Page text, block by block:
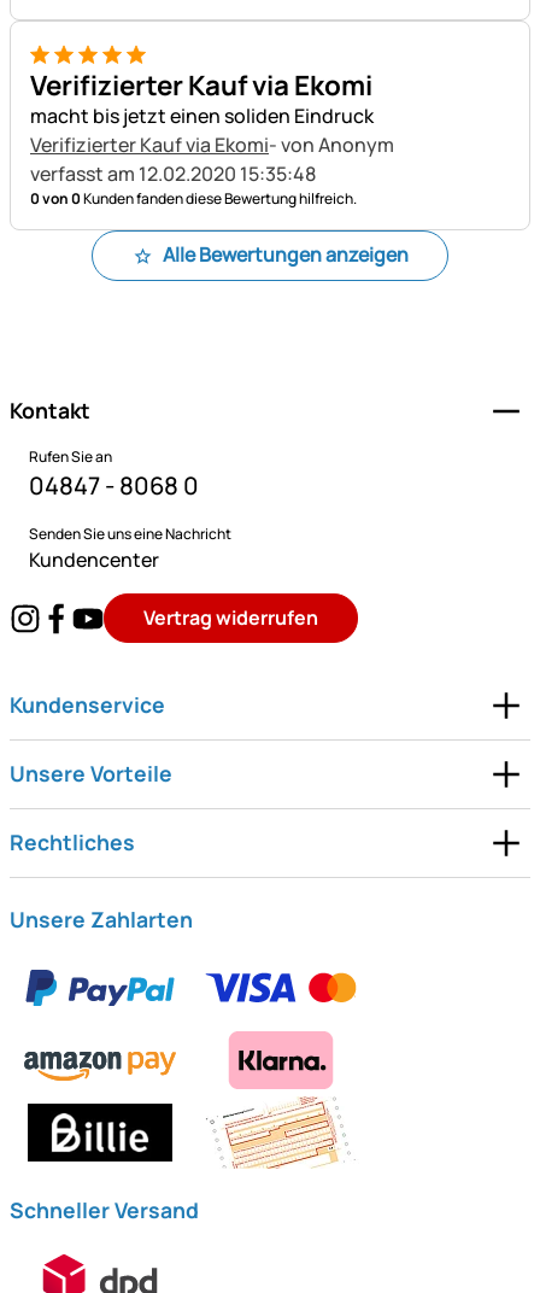
5 von 5
Verifizierter Kauf via Ekomi
macht bis jetzt einen soliden Eindruck
Verifizierter Kauf via Ekomi- von Anonym
verfasst am 12.02.2020 15:35:48
0 von 0Kunden fanden diese Bewertung hilfreich.
Alle Bewertungen anzeigen
Kontakt
Rufen Sie an
04847 - 8068 0
Senden Sie uns eine Nachricht
Kundencenter
Vertrag widerrufen
Kundenservice
Unsere Vorteile
Rechtliches
Unsere Zahlarten
Schneller Versand